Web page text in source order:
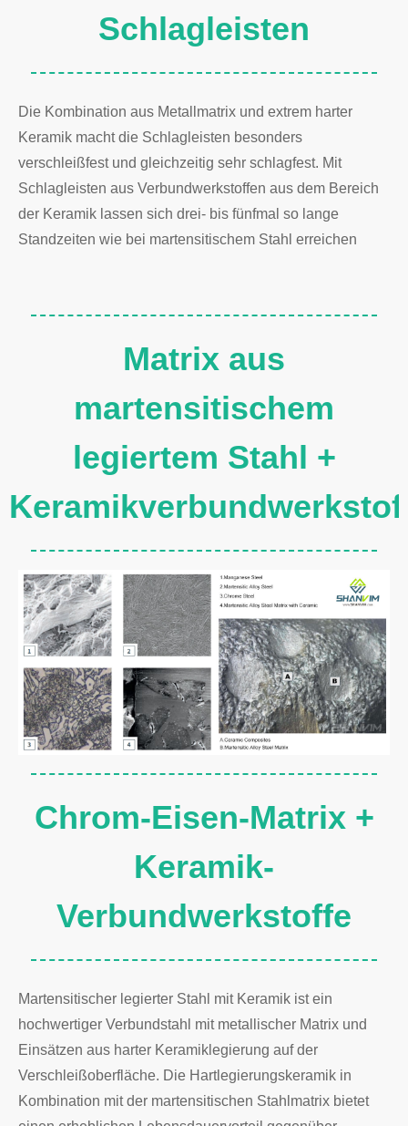
Schlagleisten
Die Kombination aus Metallmatrix und extrem harter
Keramik macht die Schlagleisten besonders
verschleißfest und gleichzeitig sehr schlagfest. Mit
Schlagleisten aus Verbundwerkstoffen aus dem Bereich
der Keramik lassen sich drei- bis fünfmal so lange
Standzeiten wie bei martensitischem Stahl erreichen
Matrix aus
martensitischem
legiertem Stahl +
Chrom-Eisen-Matrix +
Keramik-
Verbundwerkstoffe
Martensitischer legierter Stahl mit Keramik ist ein
hochwertiger Verbundstahl mit metallischer Matrix und
Einsätzen aus harter Keramiklegierung auf der
Verschleißoberfläche. Die Hartlegierungskeramik in
Kombination mit der martensitischen Stahlmatrix bietet